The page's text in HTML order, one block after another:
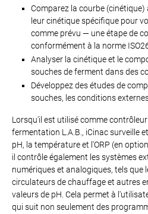
Comparez la courbe (cinétique)
leur cinétique spécifique pour
comme prévu — une étape de
conformément à la norme
Analyser la cinétique et le
souches de ferment dans des
Développez des études de
souches, les conditions
Lorsqu'il est utilisé comme
fermentation L.A.B., iCinac surveille
pH, la température et l'ORP (en
il contrôle également les systèmes
numériques et analogiques, tels que
circulateurs de chauffage et autres
valeurs de pH. Cela permet à
qui suit non seulement des